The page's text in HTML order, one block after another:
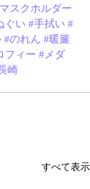
スクホルダー
ぐい #手拭い #
#のれん #暖簾
フィー #メダ
崎
すべて表示